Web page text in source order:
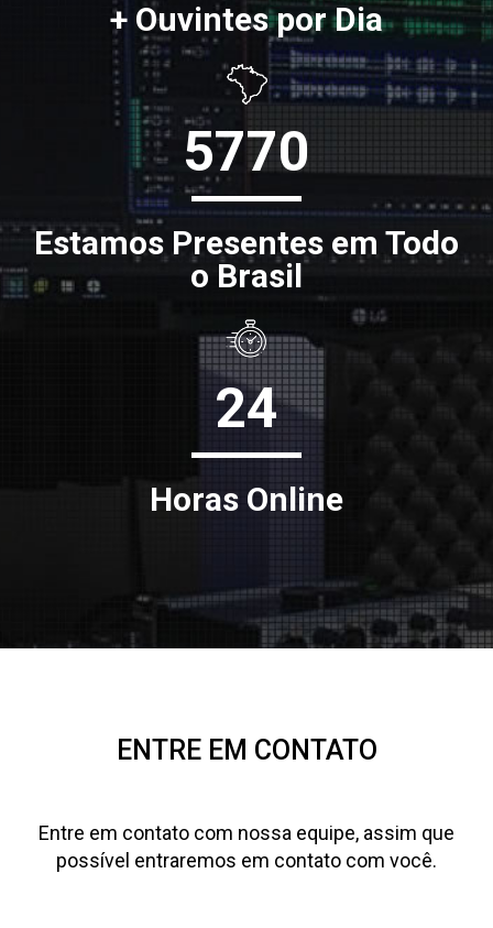
+ Ouvintes por Dia
5770
Estamos Presentes em Todo
o Brasil
24
Horas Online
ENTRE EM CONTATO
Entre em contato com nossa equipe, assim que
possível entraremos em contato com você.